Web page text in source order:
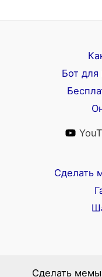
Бот для
Сделать
Сделать